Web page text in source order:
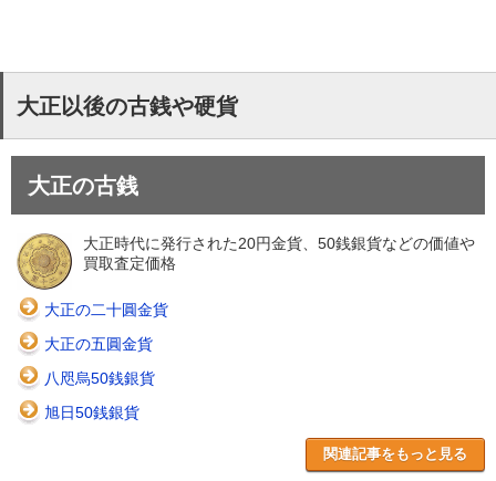
大正以後の古銭や硬貨
大正の古銭
大正時代に発行された20円金貨、50銭銀貨などの価値や
買取査定価格
大正の二十圓金貨
大正の五圓金貨
八咫烏50銭銀貨
旭日50銭銀貨
関連記事をもっと見る